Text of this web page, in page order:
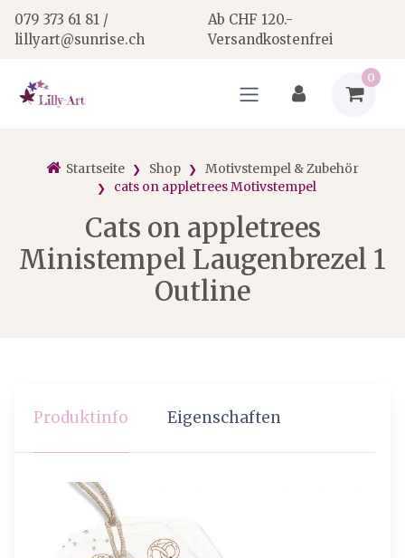
079 373 61 81 /
lillyart@sunrise.ch
Ab CHF 120.-
Versandkostenfrei
0
Startseite Shop
Motivstempel & Zubehör
cats on appletrees Motivstempel
Cats on appletrees
Ministempel Laugenbrezel 1
Outline
Produktinfo Eigenschaften